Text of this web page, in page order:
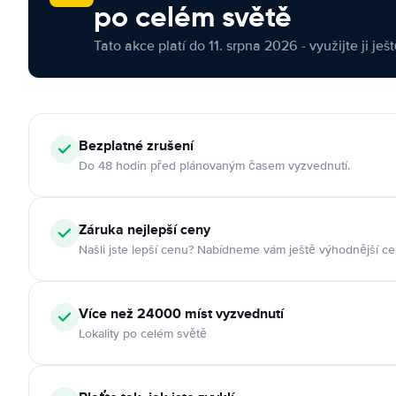
po celém světě
Tato akce platí do 11. srpna 2026 - využijte ji
Bezplatné zrušení
Do 48 hodin před plánovaným časem vyzvednutí.
Záruka nejlepší ceny
Našli jste lepší cenu? Nabídneme vám ještě výhodnější
Více než 24000 míst vyzvednutí
Lokality po celém světě